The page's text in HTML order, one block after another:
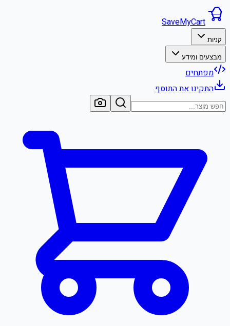
SaveMyCart
קניות
מבצעים ומידע
מפתחים
התקינו את התוסף